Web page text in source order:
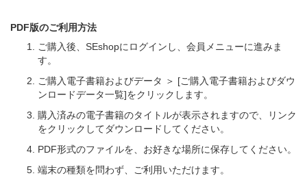
PDF版のご利用方法
ご購入後、SEshopにログインし、会員メニューに進みま
す。
ご購入電子書籍およびデータ ＞ [ご購入電子書籍およびダウ
ンロードデータ一覧]をクリックします。
購入済みの電子書籍のタイトルが表示されますので、リンク
をクリックしてダウンロードしてください。
PDF形式のファイルを、お好きな場所に保存してください。
端末の種類を問わず、ご利用いただけます。